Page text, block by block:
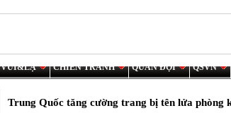
VUI&LẠ CHIẾN TRANH QUÂN ĐỘI QSVN
Trung Quốc tăng cường trang bị tên lửa phòng